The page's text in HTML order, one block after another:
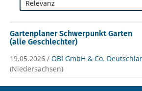
Gartenplaner Schwerpunkt Garten
(alle Geschlechter)
19.05.2026 / OBI GmbH & Co.
(Niedersachsen)